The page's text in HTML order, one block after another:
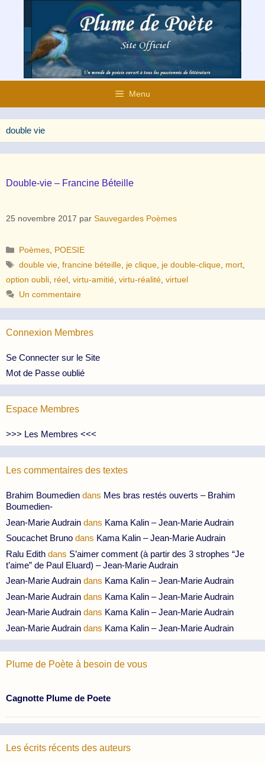
contenu
Menu
double vie
Double-vie – Francine Béteille
25 novembre 2017 par Sauvegardes Poèmes
Catégories
Poèmes POESIE
Étiquettes
double vie ,francine béteille je clique je double-clique mort
option oubli réel virtu-amitié virtu-réalité virtuel
Un commentaire
Connexion Membres
Se Connecter sur le Site
Mot de Passe oublié
Espace Membres
>>> Les Membres <<<
Les commentaires des textes
Brahim Boumedien dans Mes bras restés ouverts – Brahim
Boumedien-
Jean-Marie Audrain dans Kama Kalin – Jean-Marie Audrain
Soucachet Bruno dans Kama Kalin – Jean-Marie Audrain
Ralu Edith dans S’aimer comment (à partir des 3 strophes “Je
t’aime” de Paul Eluard) – Jean-Marie Audrain
Jean-Marie Audrain dans Kama Kalin – Jean-Marie Audrain
Jean-Marie Audrain dans Kama Kalin – Jean-Marie Audrain
Jean-Marie Audrain dans Kama Kalin – Jean-Marie Audrain
Jean-Marie Audrain dans Kama Kalin – Jean-Marie Audrain
Plume de Poète à besoin de vous
Cagnotte Plume de Poete
Les écrits récents des auteurs